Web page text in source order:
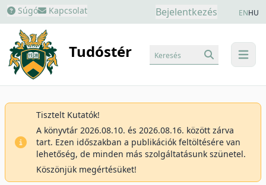
Súgó Kapcsolat Bejelentkezés ENHU
Tudóstér menu
Keresés
Tisztelt Kutatók!
A könyvtár 2026.08.10. és 2026.08.16. között zárva
tart. Ezen időszakban a publikációk feltöltésére van
lehetőség, de minden más szolgáltatásunk szünetel.
Köszönjük megértésüket!